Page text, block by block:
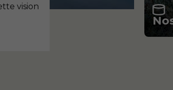
vision